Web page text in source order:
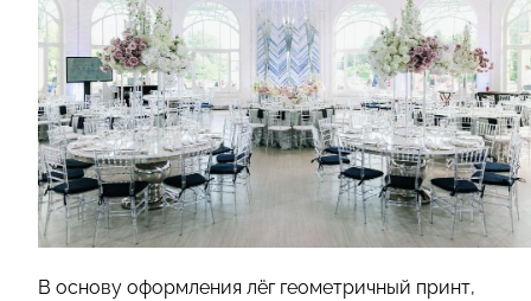
В основу оформления лёг геометричный принт,